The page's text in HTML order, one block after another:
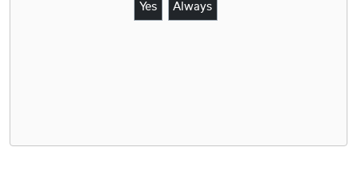
Yes Always